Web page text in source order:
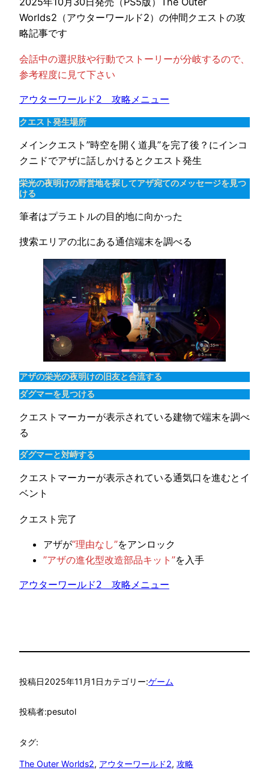
Worlds2（アウターワールド2）の仲間クエストの攻
略記事です
会話中の選択肢や行動でストーリーが分岐するので、
参考程度に見て下さい
アウターワールド2　攻略メニュー
クエスト発生場所
メインクエスト”時空を開く道具”を完了後？にインコ
クニドでアザに話しかけるとクエスト発生
栄光の夜明けの野営地を探してアザ宛てのメッセージを見つ
ける
筆者はプラエトルの目的地に向かった
捜索エリアの北にある通信端末を調べる
アザの栄光の夜明けの旧友と合流する
ダグマーを見つける
クエストマーカーが表示されている建物で端末を調べ
る
ダグマーと対峙する
クエストマーカーが表示されている通気口を進むとイ
ベント
クエスト完了
アザが”理由なし”をアンロック
”アザの進化型改造部品キット”を入手
アウターワールド2　攻略メニュー
投稿日2025年11月1日カテゴリー:ゲーム
投稿者:pesutol
タグ:
The Outer Worlds2, アウターワールド2, 攻略